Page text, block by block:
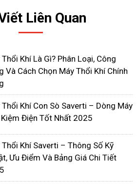
vào điều kiện kinh tế của
Liên Quan
Thổi Khí Là Gì? Phân Loại, Công
Và Cách Chọn Máy Thổi Khí Chính
Thổi Khí Con Sò Saverti – Dòng Máy
Điện Tốt Nhất 2025
Thổi Khí Saverti – Thông Số Kỹ
Ưu Điểm Và Bảng Giá Chi Tiết